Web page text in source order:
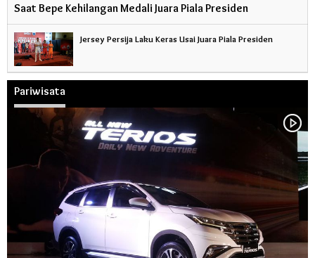
Saat Bepe Kehilangan Medali Juara Piala Presiden
Jersey Persija Laku Keras Usai Juara Piala Presiden
Pariwisata